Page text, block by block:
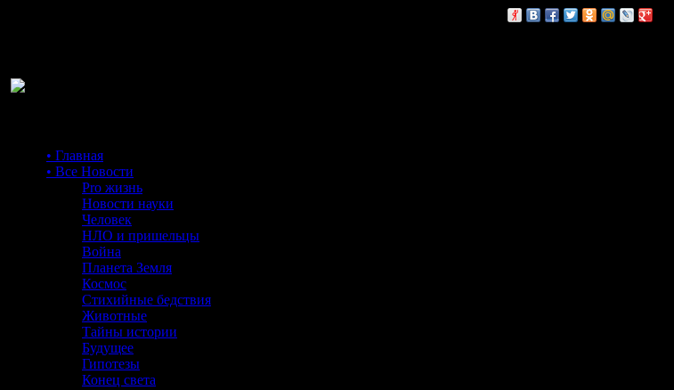
• Главная
• Все Новости
Pro жизнь
Новости науки
Человек
НЛО и пришельцы
Война
Планета Земля
Космос
Стихийные бедствия
Животные
Тайны истории
Будущее
Гипотезы
Конец света